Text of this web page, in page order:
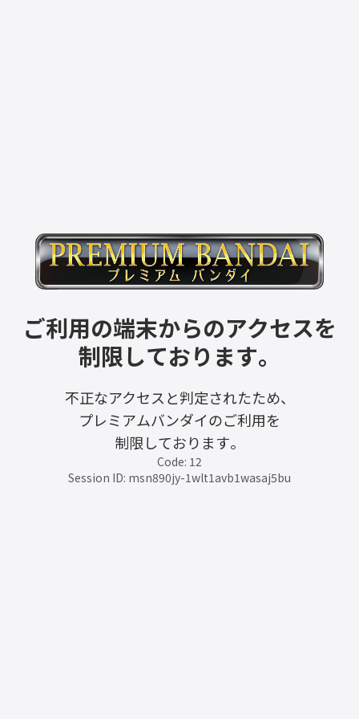
ご利用の端末からのアクセスを
制限しております。
不正なアクセスと判定されたため、
プレミアムバンダイのご利用を
制限しております。
Code: 12
Session ID: msn890jy-1wlt1avb1wasaj5bu